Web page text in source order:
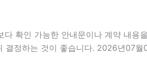
확인 가능한 안내문이나 계약 내용
결정하는 것이 좋습니다. 2026년07